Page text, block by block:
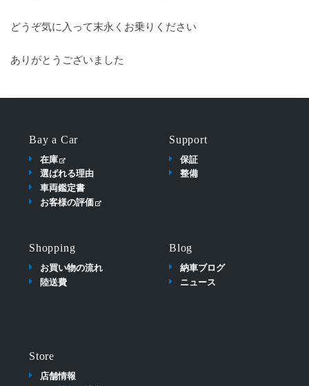
どうぞ気に入って末永くお乗りください
ありがとうございました
Bay a Car
在庫
選ばれる理由
車両鑑定書
お客様の評価
Support
保証
整備
Shopping
お買い物の流れ
陸送費
Blog
納車ブログ
ニュース
Store
店舗情報